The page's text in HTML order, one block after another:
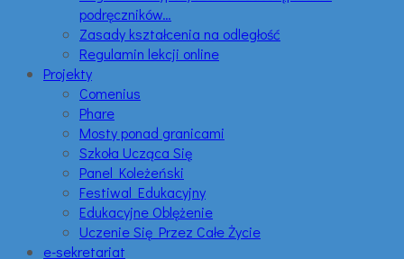
podręczników…
Zasady kształcenia na odległość
Regulamin lekcji online
Projekty
Comenius
Phare
Mosty ponad granicami
Szkoła Ucząca Się
Panel Koleżeński
Festiwal Edukacyjny
Edukacyjne Oblężenie
Uczenie Się Przez Całe Życie
e-sekretariat